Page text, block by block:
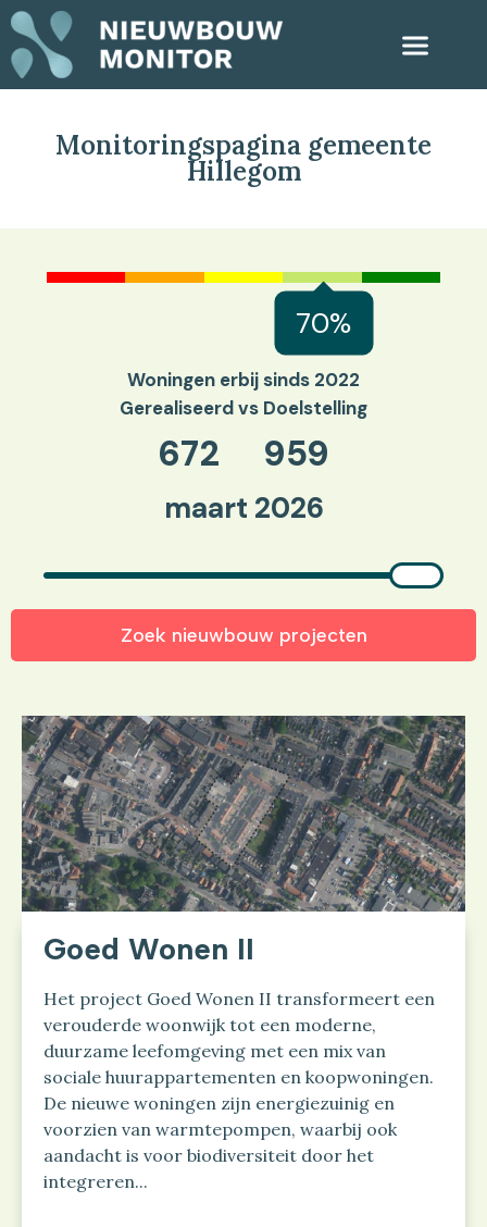
Monitoringspagina gemeente
Hillegom
70%
Woningen erbij sinds 2022
Gerealiseerd vs Doelstelling
672 959
maart 2026
Zoek nieuwbouw projecten
Goed Wonen II
Het project Goed Wonen II transformeert een
verouderde woonwijk tot een moderne,
duurzame leefomgeving met een mix van
sociale huurappartementen en koopwoningen.
De nieuwe woningen zijn energiezuinig en
voorzien van warmtepompen, waarbij ook
aandacht is voor biodiversiteit door het
integreren...